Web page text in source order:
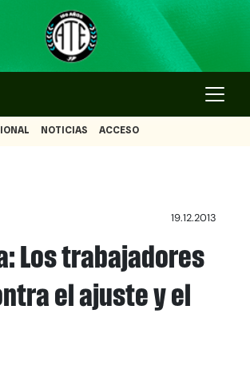
NOTICIAS ACCESO
19.12.2013
Los trabajadores
el ajuste y el